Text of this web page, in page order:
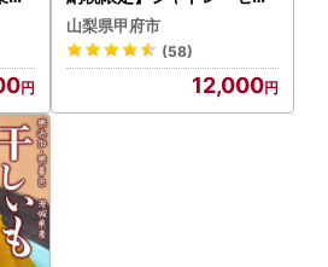
気お菓子勢ぞろい!! お菓子
福箱 シャトレーゼ
山梨県甲府市
(58)
12,000